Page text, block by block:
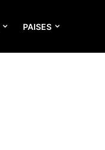
PAISES